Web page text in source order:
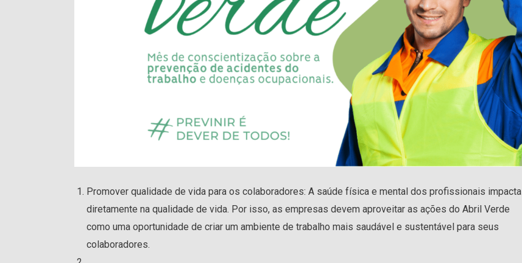
Promover qualidade de vida para os colaboradores: A saúde física e mental dos profissionais impacta
diretamente na qualidade de vida. Por isso, as empresas devem aproveitar as ações do Abril Verde
como uma oportunidade de criar um ambiente de trabalho mais saudável e sustentável para seus
colaboradores.